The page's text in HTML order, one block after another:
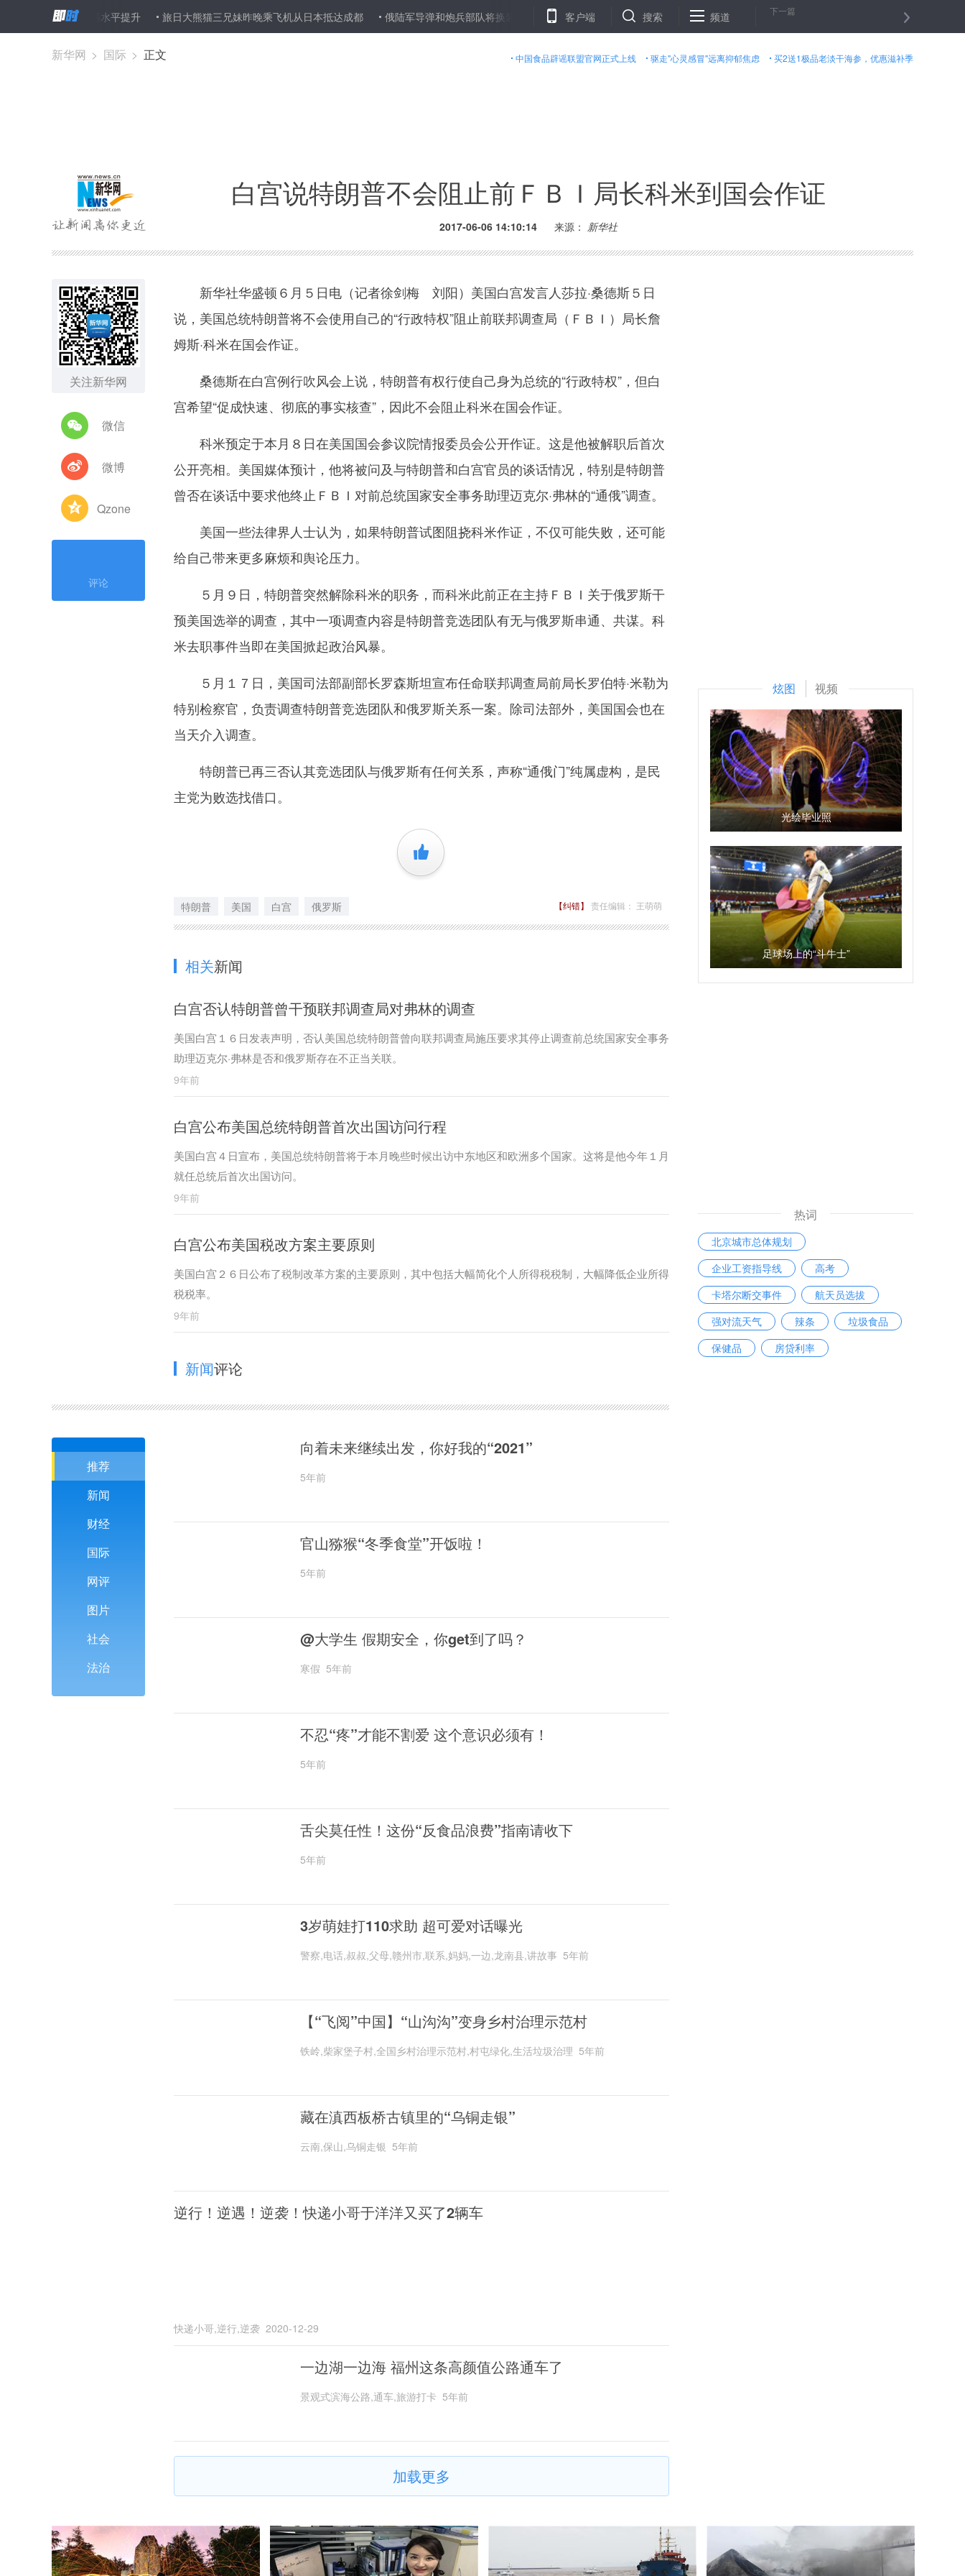
下降 待遇水平提升 旅日大熊猫三兄妹昨晚乘飞机从日本抵达成都 俄陆军导弹和炮兵部队将换装现代化武器装备 湖南多地城区内涝 全省8万余人因暴雨受灾 2017年全国高考报名考生共940万人
客户端 搜索 频道 下一篇
中国食品辟谣联盟官网正式上线 驱走"心灵感冒"远离抑郁焦虑 买2送1极品老淡干海参，优惠滋补季
新华网 > 国际 > 正文
白宫说特朗普不会阻止前ＦＢＩ局长科米到国会作证
2017-06-06 14:10:14 来源： 新华社
关注新华网
微信
微博
Qzone
评论
新华社华盛顿６月５日电（记者徐剑梅 刘阳）美国白宫发言人莎拉·桑德斯５日
说，美国总统特朗普将不会使用自己的“行政特权”阻止前联邦调查局（ＦＢＩ）局长詹
姆斯·科米在国会作证。
桑德斯在白宫例行吹风会上说，特朗普有权行使自己身为总统的“行政特权”，但白
宫希望“促成快速、彻底的事实核查”，因此不会阻止科米在国会作证。
科米预定于本月８日在美国国会参议院情报委员会公开作证。这是他被解职后首次
公开亮相。美国媒体预计，他将被问及与特朗普和白宫官员的谈话情况，特别是特朗普
曾否在谈话中要求他终止ＦＢＩ对前总统国家安全事务助理迈克尔·弗林的“通俄”调查。
美国一些法律界人士认为，如果特朗普试图阻挠科米作证，不仅可能失败，还可能
给自己带来更多麻烦和舆论压力。
５月９日，特朗普突然解除科米的职务，而科米此前正在主持ＦＢＩ关于俄罗斯干
预美国选举的调查，其中一项调查内容是特朗普竞选团队有无与俄罗斯串通、共谋。科
米去职事件当即在美国掀起政治风暴。
５月１７日，美国司法部副部长罗森斯坦宣布任命联邦调查局前局长罗伯特·米勒为
特别检察官，负责调查特朗普竞选团队和俄罗斯关系一案。除司法部外，美国国会也在
当天介入调查。
特朗普已再三否认其竞选团队与俄罗斯有任何关系，声称“通俄门”纯属虚构，是民
主党为败选找借口。
+1
特朗普 美国 白宫 俄罗斯 【纠错】 责任编辑： 王萌萌
相关新闻
白宫否认特朗普曾干预联邦调查局对弗林的调查
美国白宫１６日发表声明，否认美国总统特朗普曾向联邦调查局施压要求其停止调查前总统国家安全事务
助理迈克尔·弗林是否和俄罗斯存在不正当关联。
9年前
白宫公布美国总统特朗普首次出国访问行程
美国白宫４日宣布，美国总统特朗普将于本月晚些时候出访中东地区和欧洲多个国家。这将是他今年１月
就任总统后首次出国访问。
9年前
白宫公布美国税改方案主要原则
美国白宫２６日公布了税制改革方案的主要原则，其中包括大幅简化个人所得税税制，大幅降低企业所得
税税率。
9年前
新闻评论
推荐
新闻
财经
国际
网评
图片
社会
法治
向着未来继续出发，你好我的“2021”
5年前
官山猕猴“冬季食堂”开饭啦！
5年前
@大学生 假期安全，你get到了吗？
寒假 5年前
不忍“疼”才能不割爱 这个意识必须有！
5年前
舌尖莫任性！这份“反食品浪费”指南请收下
5年前
3岁萌娃打110求助 超可爱对话曝光
警察,电话,叔叔,父母,赣州市,联系,妈妈,一边,龙南县,讲故事 5年前
【“飞阅”中国】“山沟沟”变身乡村治理示范村
铁岭,柴家堡子村,全国乡村治理示范村,村屯绿化,生活垃圾治理 5年前
藏在滇西板桥古镇里的“乌铜走银”
云南,保山,乌铜走银 5年前
逆行！逆遇！逆袭！快递小哥于洋洋又买了2辆车
快递小哥,逆行,逆袭 2020-12-29
一边湖一边海 福州这条高颜值公路通车了
景观式滨海公路,通车,旅游打卡 5年前
加载更多
炫图 视频
光绘毕业照
足球场上的“斗牛士”
热词
北京城市总体规划
企业工资指导线
高考
卡塔尔断交事件
航天员选拔
强对流天气
辣条
垃圾食品
保健品
房贷利率